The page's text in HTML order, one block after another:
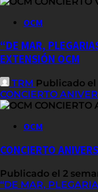
OCM
“DE MAR,
EXTENSIÓN OCM
TRM Publicado el
CONCIERTO
OCM
CONCIERTO
Publicado el 2
“DE MAR,